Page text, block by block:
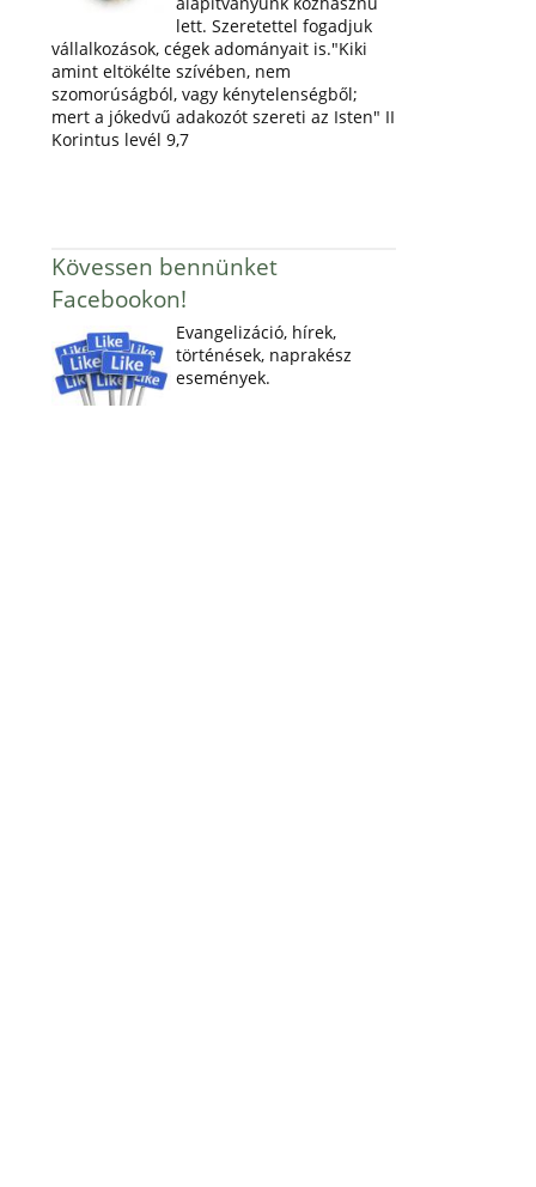
lett. Szeretettel fogadjuk
vállalkozások, cégek adományait is."Kiki
amint eltökélte szívében, nem
szomorúságból, vagy kénytelenségből;
mert a jókedvű adakozót szereti az Isten" II
Korintus levél 9,7
Kövessen bennünket
Facebookon!
Evangelizáció, hírek,
történések, naprakész
események.